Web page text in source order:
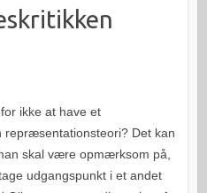
ikke at have et
repræsentationsteori? Det kan
skal være opmærksom på,
udgangspunkt i et andet